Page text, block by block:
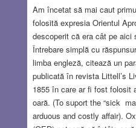
Am încetat să mai caut
folosită expresia Orientul
descoperit că era cât pe aici
Întrebare simplă cu
limba engleză, citează un
publicată în revista Littell’s
1855 în care ar fi fost folosit
oară. (To suport the “sick
arduous and costly affair).